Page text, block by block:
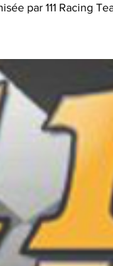
par 111 Racing